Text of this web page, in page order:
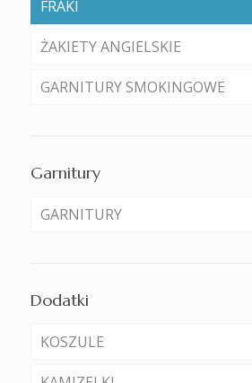
FRAKI
ŻAKIETY ANGIELSKIE
GARNITURY SMOKINGOWE
Garnitury
GARNITURY
Dodatki
KOSZULE